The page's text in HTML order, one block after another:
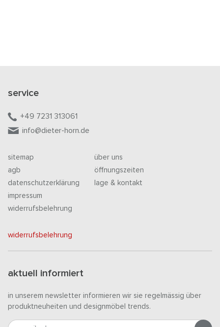
service
+49 7231 313061
info@dieter-horn.de
sitemap
agb
datenschutzerklärung
impressum
widerrufsbelehrung
über uns
öffnungszeiten
lage & kontakt
widerrufsbelehrung
aktuell informiert
in unserem newsletter informieren wir sie regelmässig über
produktneuheiten und designmöbel trends.